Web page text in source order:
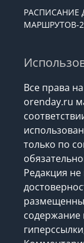
РАСПИСАНИЕ
МАРШРУТОВ-
Все права
orenday.ru
только по
Редакция не
содержание